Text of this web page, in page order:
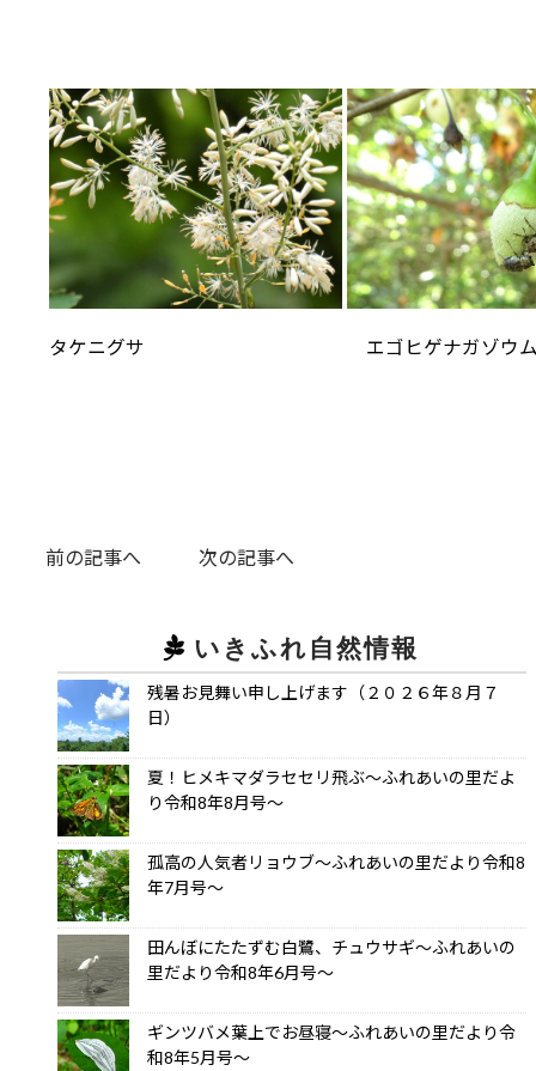
タケニグサ エゴヒゲナガゾウ
前の記事へ 次の記事へ
いきふれ自然情報
残暑お見舞い申し上げます（２０２６年８月７
日）
夏！ヒメキマダラセセリ飛ぶ～ふれあいの里だよ
り令和8年8月号～
孤高の人気者リョウブ～ふれあいの里だより令和8
年7月号～
田んぼにたたずむ白鷺、チュウサギ～ふれあいの
里だより令和8年6月号～
ギンツバメ葉上でお昼寝～ふれあいの里だより令
和8年5月号～